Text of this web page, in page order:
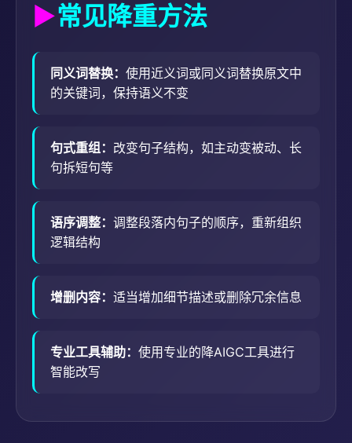
常见降重方法
同义词替换： 使用近义词或同义词替换原文中
的关键词，保持语义不变
句式重组： 改变句子结构，如主动变被动、长
句拆短句等
语序调整： 调整段落内句子的顺序，重新组织
逻辑结构
增删内容： 适当增加细节描述或删除冗余信息
专业工具辅助： 使用专业的降AIGC工具进行
智能改写